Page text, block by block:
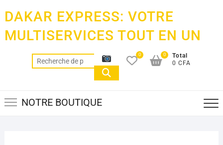
content
DAKAR EXPRESS: VOTRE
MULTISERVICES TOUT EN UN
Recherche
pour :
0
Total
0 CFA
0
NOTRE BOUTIQUE